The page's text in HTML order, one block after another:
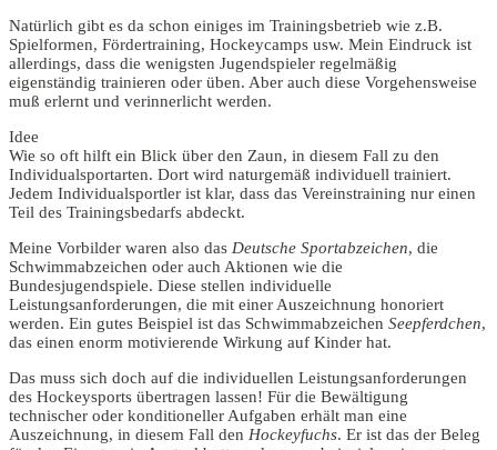
Natürlich gibt es da schon einiges im Trainingsbetrieb wie z.B.
Spielformen, Fördertraining, Hockeycamps usw. Mein Eindruck ist
allerdings, dass die wenigsten Jugendspieler regelmäßig
eigenständig trainieren oder üben. Aber auch diese Vorgehensweise
muß erlernt und verinnerlicht werden.
Idee
Wie so oft hilft ein Blick über den Zaun, in diesem Fall zu den
Individualsportarten. Dort wird naturgemäß individuell trainiert.
Jedem Individualsportler ist klar, dass das Vereinstraining nur einen
Teil des Trainingsbedarfs abdeckt.
Meine Vorbilder waren also das Deutsche Sportabzeichen, die
Schwimmabzeichen oder auch Aktionen wie die
Bundesjugendspiele. Diese stellen individuelle
Leistungsanforderungen, die mit einer Auszeichnung honoriert
werden. Ein gutes Beispiel ist das Schwimmabzeichen Seepferdchen,
das einen enorm motivierende Wirkung auf Kinder hat.
Das muss sich doch auf die individuellen Leistungsanforderungen
des Hockeysports übertragen lassen! Für die Bewältigung
technischer oder konditioneller Aufgaben erhält man eine
Auszeichnung, in diesem Fall den Hockeyfuchs. Er ist das der Beleg